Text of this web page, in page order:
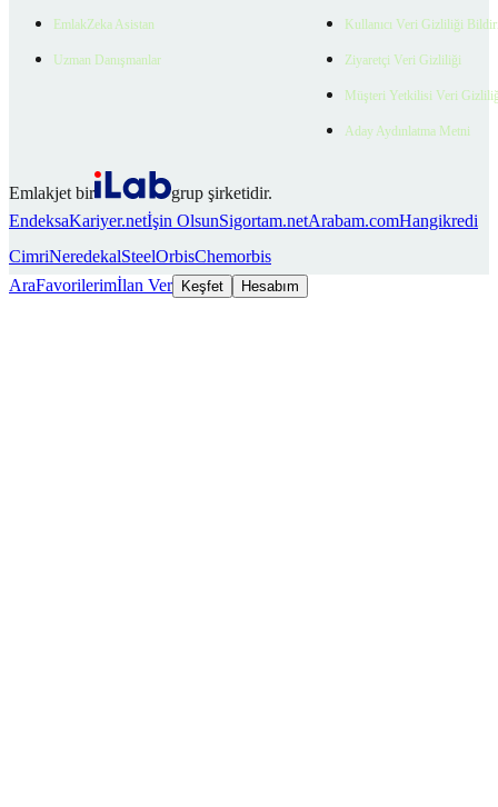
EmlakZeka Asistan
Uzman Danışmanlar
Kullanıcı Veri Gizliliği
Ziyaretçi Veri Gizliliği
Müşteri Yetkilisi Veri
Aday Aydınlatma Metni
Emlakjet bir
grup şirketidir.
EndeksaKariyer.netİşin OlsunSigortam.netArabam.comHangikredi
CimriNeredekalSteelOrbisChemorbis
AraFavorilerimİlan Ver Keşfet Hesabım